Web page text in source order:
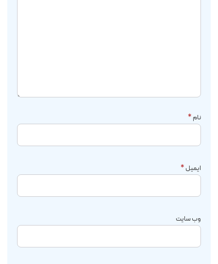
نام*
ایمیل*
وب‌ سایت